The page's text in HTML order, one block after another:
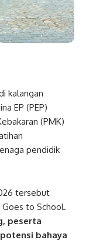
kalangan
EP (PEP)
(PMK)
pendidik
tersebut
Goes to School.
peserta
bahaya